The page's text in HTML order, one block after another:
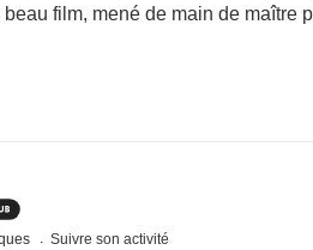
film, mené de main de maître
Suivre son activité